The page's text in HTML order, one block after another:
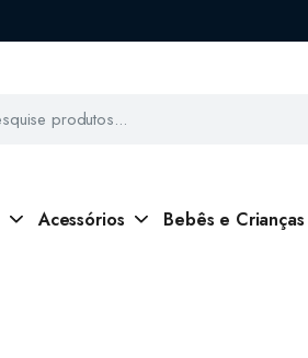
Acessórios Bebês e Crianças